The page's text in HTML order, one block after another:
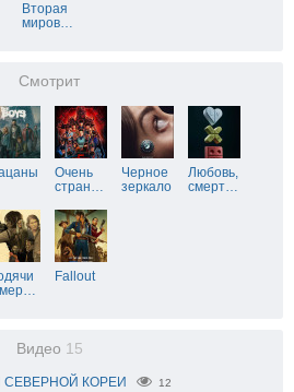
Вторая
миров…
Смотрит
Очень
стран…
Черное
зеркало
Любовь,
смерт…
…
Fallout
Видео 15
СЕВЕРНОЙ КОРЕИ 12